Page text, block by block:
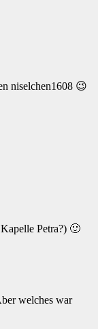
niselchen1608 😉
Petra?) 🙂
welches war